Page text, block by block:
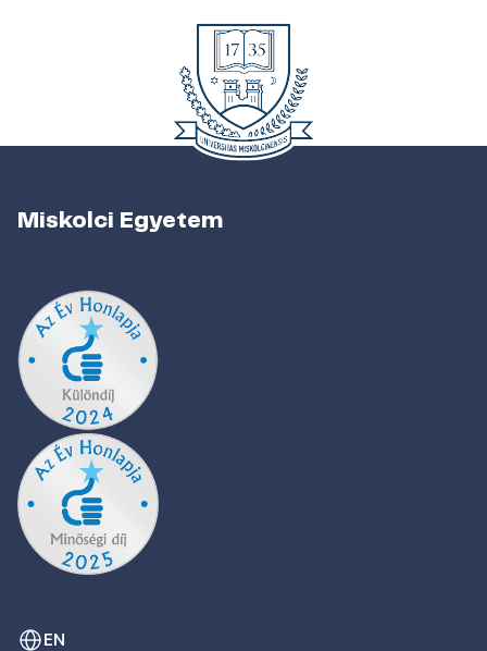
Miskolci Egyetem
EN